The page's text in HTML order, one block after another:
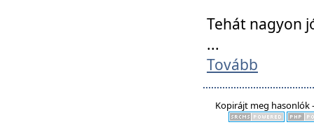
Tehát nagyon
...
Tovább
Kopirájt meg hasonlók